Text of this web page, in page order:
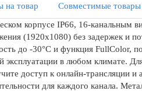
на товар
Совместимые товары
корпусе IP66, 16-канальным
(1920x1080) без задержек и
до -30°C и функция FullColor,
в любом климате.
доступ к онлайн-трансляции и
для каждого канала.